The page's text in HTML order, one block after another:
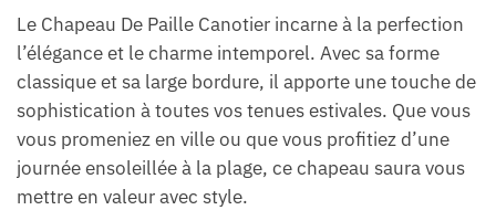
Le Chapeau De Paille Canotier incarne à la perfection
l’élégance et le charme intemporel. Avec sa forme
classique et sa large bordure, il apporte une touche de
sophistication à toutes vos tenues estivales. Que vous
vous promeniez en ville ou que vous profitiez d’une
journée ensoleillée à la plage, ce chapeau saura vous
mettre en valeur avec style.